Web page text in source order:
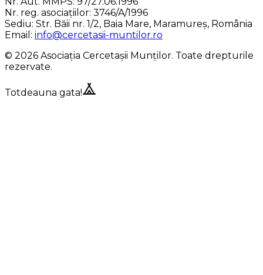
Nr. reg. asociațiilor: 3746/A/1996
Sediu: Str. Băii nr. 1/2, Baia Mare, Maramureș, România
Email: info@cercetasii-muntilor.ro
© 2026 Asociația Cercetașii Munților. Toate drepturile
rezervate.
Totdeauna gata!